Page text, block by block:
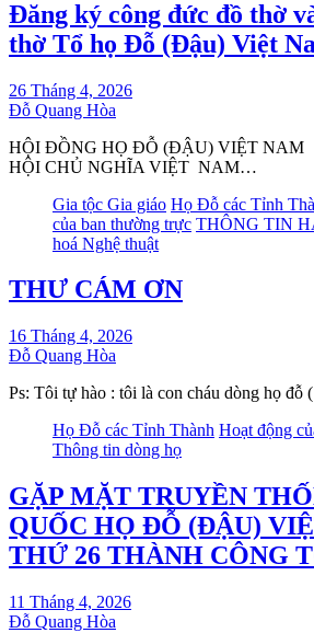
Đăng ký công đức đồ thờ
thờ Tổ họ Đỗ (Đậu) Việt
26 Tháng 4, 2026
Đỗ Quang Hòa
HỘI ĐỒNG HỌ ĐỖ (ĐẬU) VIỆT
HỘI CHỦ NGHĨA VIỆT NAM…
Gia tộc Gia giáo Họ Đỗ các Tỉnh
của ban thường trực THÔNG TIN
hoá Nghệ thuật
THƯ CÁM ƠN
16 Tháng 4, 2026
Đỗ Quang Hòa
Ps: Tôi tự hào : tôi là con cháu dòng họ đỗ
Họ Đỗ các Tỉnh Thành Hoạt động
Thông tin dòng họ
GẶP MẶT TRUYỀN
QUỐC HỌ ĐỖ (ĐẬU)
THỨ 26 THÀNH CÔNG
11 Tháng 4, 2026
Đỗ Quang Hòa